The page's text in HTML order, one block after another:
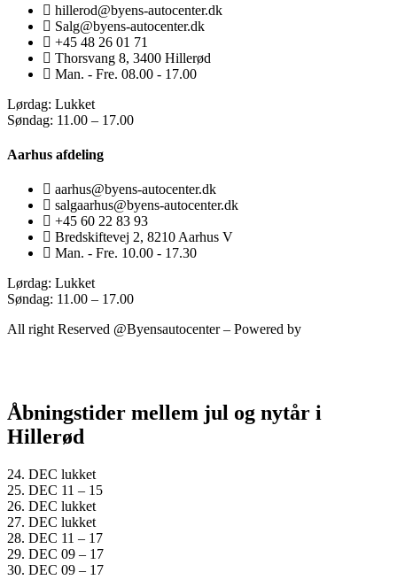
hillerod@byens-autocenter.dk
Salg@byens-autocenter.dk
+45 48 26 01 71
Thorsvang 8, 3400 Hillerød
Man. - Fre. 08.00 - 17.00
Lørdag: Lukket
Søndag: 11.00 – 17.00
Aarhus afdeling
aarhus@byens-autocenter.dk
salgaarhus@byens-autocenter.dk
+45 60 22 83 93
Bredskiftevej 2, 8210 Aarhus V
Man. - Fre. 10.00 - 17.30
Lørdag: Lukket
Søndag: 11.00 – 17.00
All right Reserved @Byensautocenter – Powered by
Åbningstider mellem jul og nytår i
Hillerød
24. DEC lukket
25. DEC 11 – 15
26. DEC lukket
27. DEC lukket
28. DEC 11 – 17
29. DEC 09 – 17
30. DEC 09 – 17